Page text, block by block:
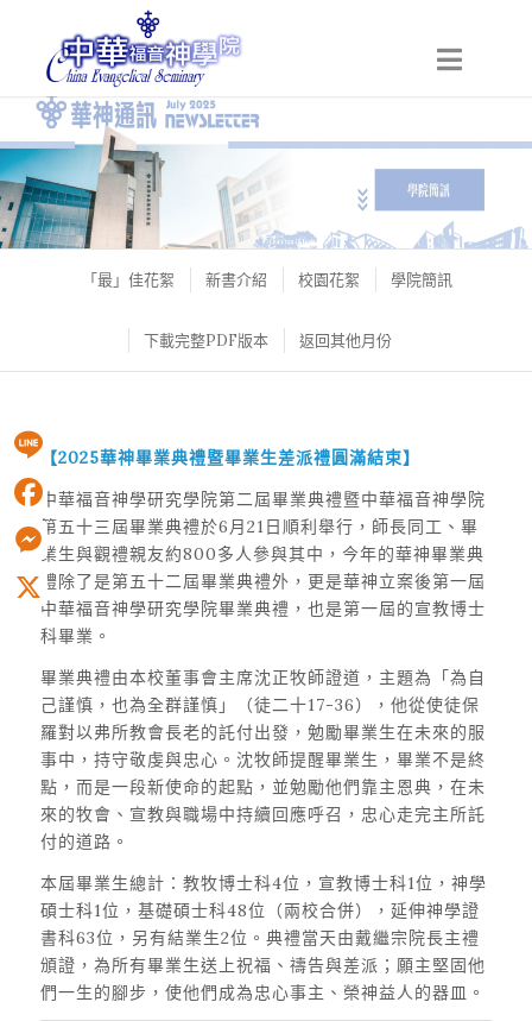
「最」佳花絮 新書介紹 校園花絮 學院簡訊
下載完整PDF版本 返回其他月份
【2025華神畢業典禮暨畢業生差派禮圓滿結束】
中華福音神學研究學院第二屆畢業典禮暨中華福音神學院
第五十三屆畢業典禮於6月21日順利舉行，師長同工、畢
業生與觀禮親友約800多人參與其中，今年的華神畢業典
禮除了是第五十二屆畢業典禮外，更是華神立案後第一屆
中華福音神學研究學院畢業典禮，也是第一屆的宣教博士
科畢業。
畢業典禮由本校董事會主席沈正牧師證道，主題為「為自
己謹慎，也為全群謹慎」（徒二十17-36），他從使徒保
羅對以弗所教會長老的託付出發，勉勵畢業生在未來的服
事中，持守敬虔與忠心。沈牧師提醒畢業生，畢業不是終
點，而是一段新使命的起點，並勉勵他們靠主恩典，在未
來的牧會、宣教與職場中持續回應呼召，忠心走完主所託
付的道路。
本屆畢業生總計：教牧博士科4位，宣教博士科1位，神學
碩士科1位，基礎碩士科48位（兩校合併），延伸神學證
書科63位，另有結業生2位。典禮當天由戴繼宗院長主禮
頒證，為所有畢業生送上祝福、禱告與差派；願主堅固他
們一生的腳步，使他們成為忠心事主、榮神益人的器皿。
Line
Facebook
Messenger